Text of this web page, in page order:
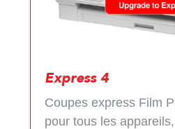
Express 4
Coupes express Film
pour tous les